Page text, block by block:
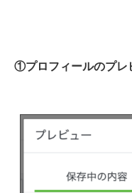
①プロフィールのプレ